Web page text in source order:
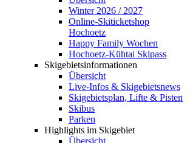
Winter 2026 / 2027
Online-Skiticketshop
Hochoetz
Happy Family Wochen
Hochoetz-Kühtai Skipass
Skigebietsinformationen
Übersicht
Live-Infos & Skigebietsnews
Skigebietsplan, Lifte & Pisten
Skibus
Parken
Highlights im Skigebiet
Übersicht